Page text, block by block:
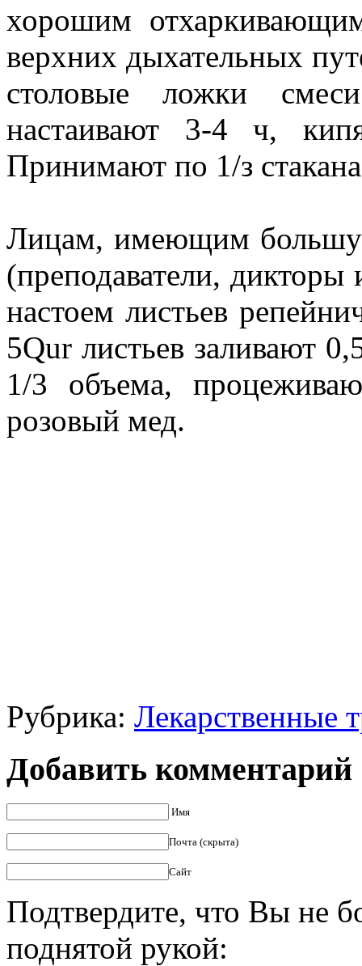
хорошим
верхних дыхательных
столовые ложки
настаивают 3-4 ч,
Принимают по 1/з
Лицам, имеющим
(преподаватели, дикторы
настоем листьев
5Qur листьев заливают
1/3 объема,
розовый мед.
Рубрика: Лекарственные
Добавить комментарий
Имя
Почта (скрыта)
Сайт
Подтвердите, что Вы не
поднятой рукой: